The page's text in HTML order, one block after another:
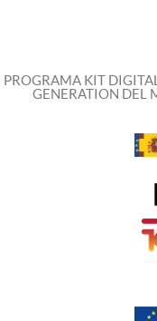
PROGRAMA KIT
GENERATION DEL